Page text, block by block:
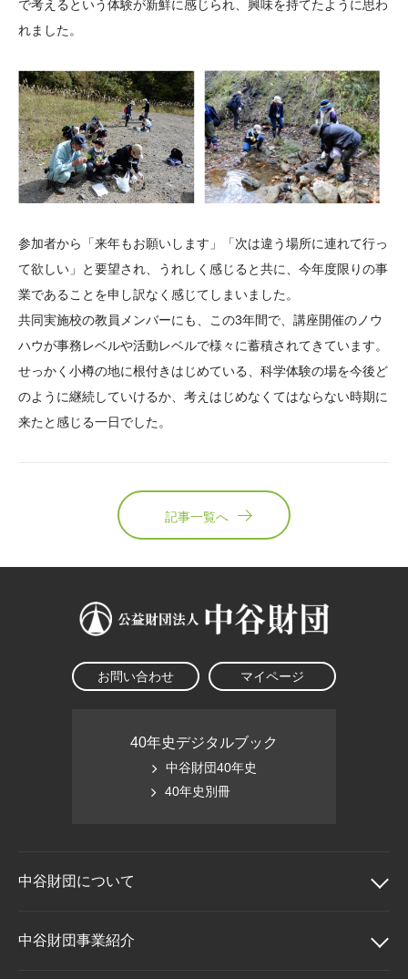
で考えるという体験が新鮮に感じられ、興味を持てたように思わ
れました。
参加者から「来年もお願いします」「次は違う場所に連れて行っ
て欲しい」と要望され、うれしく感じると共に、今年度限りの事
業であることを申し訳なく感じてしまいました。
共同実施校の教員メンバーにも、この3年間で、講座開催のノウ
ハウが事務レベルや活動レベルで様々に蓄積されてきています。
せっかく小樽の地に根付きはじめている、科学体験の場を今後ど
のように継続していけるか、考えはじめなくてはならない時期に
来たと感じる一日でした。
記事一覧へ
お問い合わせ マイページ
40年史デジタルブック
中谷財団40年史
40年史別冊
中谷財団について
中谷財団について
中谷財団事業紹介